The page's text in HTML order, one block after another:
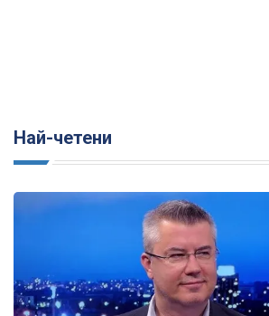
Най-четени